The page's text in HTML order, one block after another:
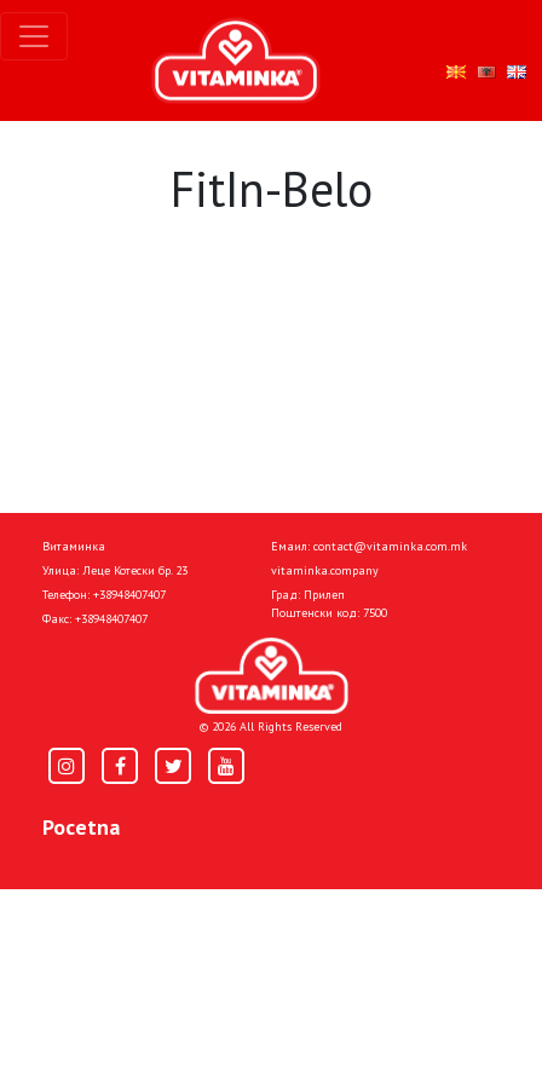
FitIn-Belo
Витаминка
Улица: Леце Котески бр. 23
Телефон: +38948407407
Факс: +38948407407
Емаил: contact@vitaminka.com.mk
vitaminka.company
Град: Прилеп
Поштенски код: 7500
© 2026 All Rights Reserved
Pocetna